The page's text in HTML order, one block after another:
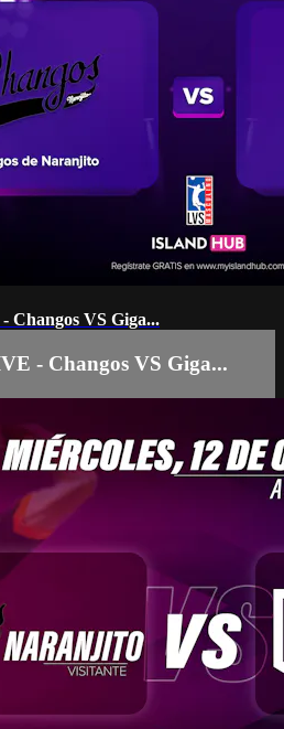
Changos VS Giga...
- Changos VS Giga...